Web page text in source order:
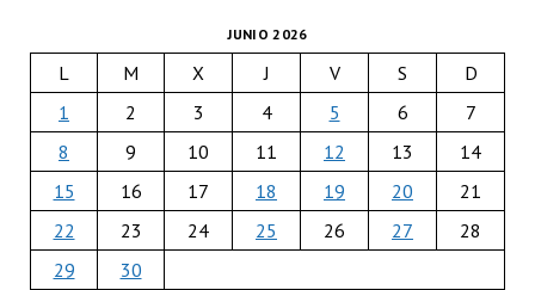
JUNIO 2026
L M X J V S
D
1
2 3 4 5 6
7
8
9 10 11 12 13
14
15
16 17 18 19 20
21
22
23 24 25 26 27
28
29
30